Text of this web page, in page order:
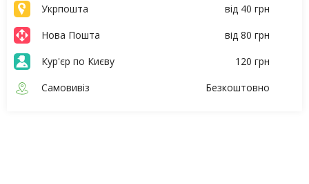
Укрпошта
від 40 грн
Нова Пошта
від 80 грн
Кур'єр по Києву
120 грн
Самовивіз
Безкоштовно